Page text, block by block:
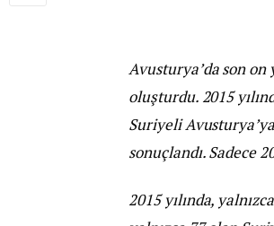
Avusturya’da son on
oluşturdu. 2015
Suriyeli
sonuçlandı. Sadece
2015 yılında,